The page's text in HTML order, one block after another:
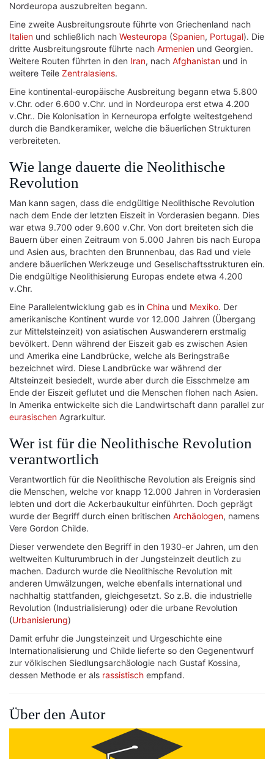
Nordeuropa auszubreiten begann.
Eine zweite Ausbreitungsroute führte von Griechenland nach
Italien und schließlich nach Westeuropa (Spanien, Portugal). Die
dritte Ausbreitungsroute führte nach Armenien und Georgien.
Weitere Routen führten in den Iran, nach Afghanistan und in
weitere Teile Zentralasiens.
Eine kontinental-europäische Ausbreitung begann etwa 5.800
v.Chr. oder 6.600 v.Chr. und in Nordeuropa erst etwa 4.200
v.Chr.. Die Kolonisation in Kerneuropa erfolgte weitestgehend
durch die Bandkeramiker, welche die bäuerlichen Strukturen
verbreiteten.
Wie lange dauerte die Neolithische
Revolution
Man kann sagen, dass die endgültige Neolithische Revolution
nach dem Ende der letzten Eiszeit in Vorderasien begann. Dies
war etwa 9.700 oder 9.600 v.Chr. Von dort breiteten sich die
Bauern über einen Zeitraum von 5.000 Jahren bis nach Europa
und Asien aus, brachten den Brunnenbau, das Rad und viele
andere bäuerlichen Werkzeuge und Gesellschaftsstrukturen ein.
Die endgültige Neolithisierung Europas endete etwa 4.200
v.Chr.
Eine Parallelentwicklung gab es in China und Mexiko. Der
amerikanische Kontinent wurde vor 12.000 Jahren (Übergang
zur Mittelsteinzeit) von asiatischen Auswanderern erstmalig
bevölkert. Denn während der Eiszeit gab es zwischen Asien
und Amerika eine Landbrücke, welche als Beringstraße
bezeichnet wird. Diese Landbrücke war während der
Altsteinzeit besiedelt, wurde aber durch die Eisschmelze am
Ende der Eiszeit geflutet und die Menschen flohen nach Asien.
In Amerika entwickelte sich die Landwirtschaft dann parallel zur
eurasischen Agrarkultur.
Wer ist für die Neolithische Revolution
verantwortlich
Verantwortlich für die Neolithische Revolution als Ereignis sind
die Menschen, welche vor knapp 12.000 Jahren in Vorderasien
lebten und dort die Ackerbaukultur einführten. Doch geprägt
wurde der Begriff durch einen britischen Archäologen, namens
Vere Gordon Childe.
Dieser verwendete den Begriff in den 1930-er Jahren, um den
weltweiten Kulturumbruch in der Jungsteinzeit deutlich zu
machen. Dadurch wurde die Neolithische Revolution mit
anderen Umwälzungen, welche ebenfalls international und
nachhaltig stattfanden, gleichgesetzt. So z.B. die industrielle
Revolution (Industrialisierung) oder die urbane Revolution
(Urbanisierung)
Damit erfuhr die Jungsteinzeit und Urgeschichte eine
Internationalisierung und Childe lieferte so den Gegenentwurf
zur völkischen Siedlungsarchäologie nach Gustaf Kossina,
dessen Methode er als rassistisch empfand.
Über den Autor